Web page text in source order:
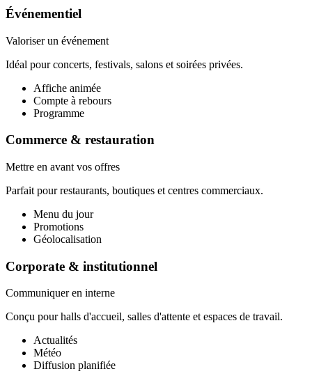
Événementiel
Valoriser un événement
Idéal pour concerts, festivals, salons et soirées privées.
Affiche animée
Compte à rebours
Programme
Commerce & restauration
Mettre en avant vos offres
Parfait pour restaurants, boutiques et centres commerciaux.
Menu du jour
Promotions
Géolocalisation
Corporate & institutionnel
Communiquer en interne
Conçu pour halls d'accueil, salles d'attente et espaces de travail.
Actualités
Météo
Diffusion planifiée